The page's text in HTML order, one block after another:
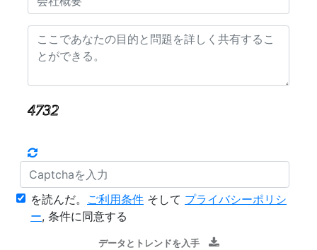
を読んだ。 ご利用条件 そして プライバシーポリシ
ー, 条件に同意する
データとトレンドを入手